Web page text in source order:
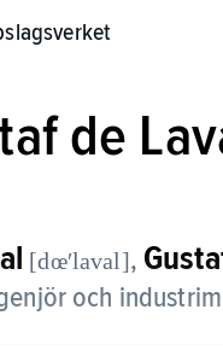
de
[dœʹlaval],
och